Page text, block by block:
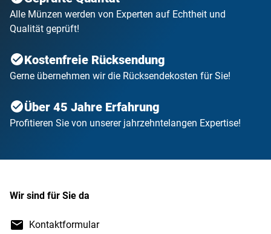
Alle Münzen werden von Experten auf Echtheit und
Qualität geprüft!
Kostenfreie Rücksendung
Gerne übernehmen wir die Rücksendekosten für Sie!
Über 45 Jahre Erfahrung
Profitieren Sie von unserer jahrzehntelangen Expertise!
Wir sind für Sie da
Kontaktformular